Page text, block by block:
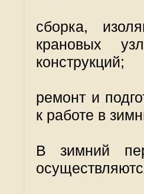
сборка,
крановых
конструкций;
ремонт и
к работе в
В зимний